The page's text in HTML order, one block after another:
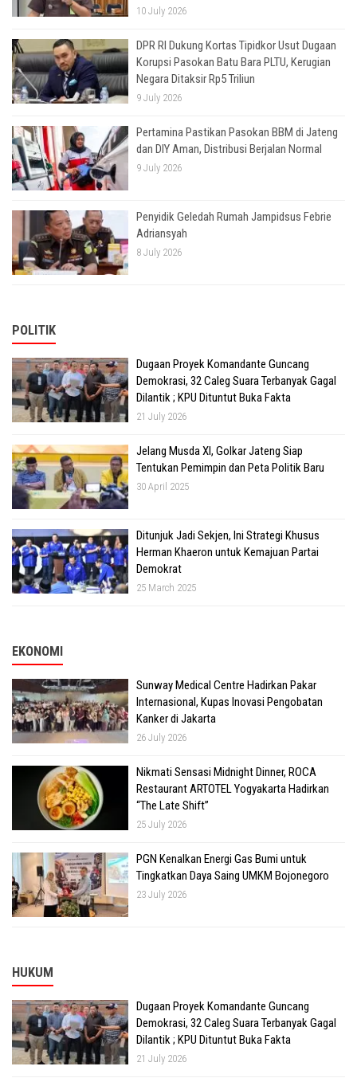
10 July 2026
DPR RI Dukung Kortas Tipidkor Usut Dugaan
Korupsi Pasokan Batu Bara PLTU, Kerugian
Negara Ditaksir Rp5 Triliun
9 July 2026
Pertamina Pastikan Pasokan BBM di Jateng
dan DIY Aman, Distribusi Berjalan Normal
9 July 2026
Penyidik Geledah Rumah Jampidsus Febrie
Adriansyah
8 July 2026
POLITIK
Dugaan Proyek Komandante Guncang
Demokrasi, 32 Caleg Suara Terbanyak Gagal
Dilantik ; KPU Dituntut Buka Fakta
21 July 2026
Jelang Musda XI, Golkar Jateng Siap
Tentukan Pemimpin dan Peta Politik Baru
30 April 2025
Ditunjuk Jadi Sekjen, Ini Strategi Khusus
Herman Khaeron untuk Kemajuan Partai
Demokrat
25 March 2025
EKONOMI
Sunway Medical Centre Hadirkan Pakar
Internasional, Kupas Inovasi Pengobatan
Kanker di Jakarta
26 July 2026
Nikmati Sensasi Midnight Dinner, ROCA
Restaurant ARTOTEL Yogyakarta Hadirkan
“The Late Shift”
25 July 2026
PGN Kenalkan Energi Gas Bumi untuk
Tingkatkan Daya Saing UMKM Bojonegoro
23 July 2026
HUKUM
Dugaan Proyek Komandante Guncang
Demokrasi, 32 Caleg Suara Terbanyak Gagal
Dilantik ; KPU Dituntut Buka Fakta
21 July 2026